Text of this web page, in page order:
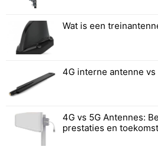
Wat is een
4G interne antenne
4G vs 5G Antennes:
prestaties en